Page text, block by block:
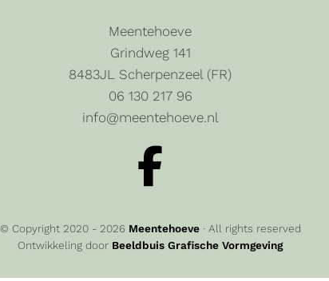
Meentehoeve
Grindweg 141
8483JL Scherpenzeel (FR)
06 130 217 96
info@meentehoeve.nl
© Copyright 2020 - 2026 Meentehoeve· All rights reserved
Ontwikkeling door Beeldbuis Grafische Vormgeving